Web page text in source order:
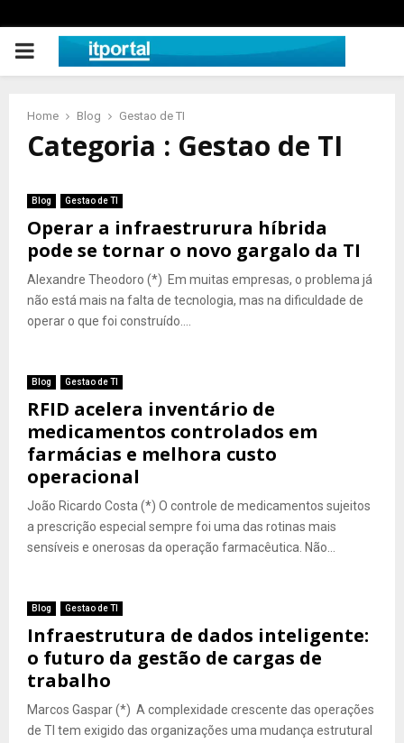
PRIMARY
Home Blog Gestao de TI
Categoria : Gestao de TI
Blog Gestao de TI
Operar a infraestrurura híbrida
pode se tornar o novo gargalo da TI
Alexandre Theodoro (*) Em muitas empresas, o problema já
não está mais na falta de tecnologia, mas na dificuldade de
operar o que foi construído....
Blog Gestao de TI
RFID acelera inventário de
medicamentos controlados em
farmácias e melhora custo
operacional
João Ricardo Costa (*) O controle de medicamentos sujeitos
a prescrição especial sempre foi uma das rotinas mais
sensíveis e onerosas da operação farmacêutica. Não...
Blog Gestao de TI
Infraestrutura de dados inteligente:
o futuro da gestão de cargas de
trabalho
Marcos Gaspar (*) A complexidade crescente das operações
de TI tem exigido das organizações uma mudança estrutural